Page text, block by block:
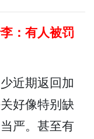
：有人被罚
近期返回加
好像特别缺
严。甚至有